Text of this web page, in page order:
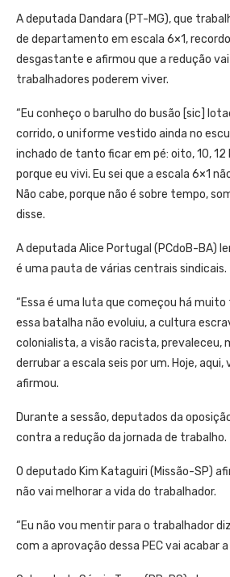
A deputada Dandara (PT-MG), que
de departamento em escala 6×1,
desgastante e afirmou que a redução
trabalhadores poderem viver.
“Eu conheço o barulho do busão [sic]
corrido, o uniforme vestido ainda no
inchado de tanto ficar em pé: oito, 10, 12
porque eu vivi. Eu sei que a escala 6×1
Não cabe, porque não é sobre tempo,
disse.
A deputada Alice Portugal (PCdoB-BA)
é uma pauta de várias centrais sindicais.
“Essa é uma luta que começou há muito
essa batalha não evoluiu, a cultura
colonialista, a visão racista, prevaleceu,
derrubar a escala seis por um. Hoje,
afirmou.
Durante a sessão, deputados da
contra a redução da jornada de trabalho.
O deputado Kim Kataguiri (Missão-SP)
não vai melhorar a vida do trabalhador.
“Eu não vou mentir para o trabalhador
com a aprovação dessa PEC vai acabar a